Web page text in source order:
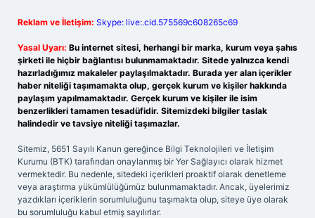
Reklam ve İletişim: Skype: live:.cid.575569c608265c69
Yasal Uyarı: Bu internet sitesi, herhangi bir marka, kurum veya şahıs
şirketi ile hiçbir bağlantısı bulunmamaktadır. Sitede yalnızca kendi
hazırladığımız makaleler paylaşılmaktadır. Burada yer alan içerikler
haber niteliği taşımamakta olup, gerçek kurum ve kişiler hakkında
paylaşım yapılmamaktadır. Gerçek kurum ve kişiler ile isim
benzerlikleri tamamen tesadüfidir. Sitemizdeki bilgiler taslak
halindedir ve tavsiye niteliği taşımazlar.
Sitemiz, 5651 Sayılı Kanun gereğince Bilgi Teknolojileri ve İletişim
Kurumu (BTK) tarafından onaylanmış bir Yer Sağlayıcı olarak hizmet
vermektedir. Bu nedenle, sitedeki içerikleri proaktif olarak denetleme
veya araştırma yükümlülüğümüz bulunmamaktadır. Ancak, üyelerimiz
yazdıkları içeriklerin sorumluluğunu taşımakta olup, siteye üye olarak
bu sorumluluğu kabul etmiş sayılırlar.